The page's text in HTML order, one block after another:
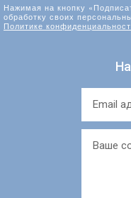
Нажимая на кнопку
обработку своих
Политике